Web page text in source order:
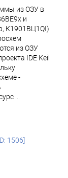
из ОЗУ в
и
К1901ВЦ1QI)
из ОЗУ
IDE Keil
-
...
1506]